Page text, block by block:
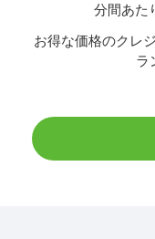
分間あた
お得な価格のクレ
ラ